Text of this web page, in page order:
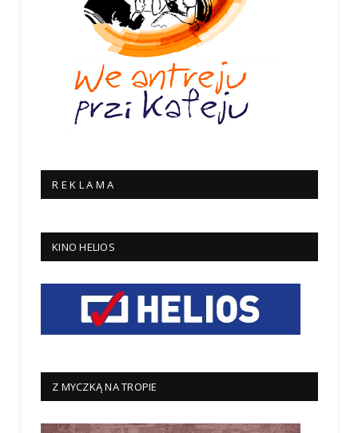
R E K L A M A
KINO HELIOS
Z MYCZKĄ NA TROPIE